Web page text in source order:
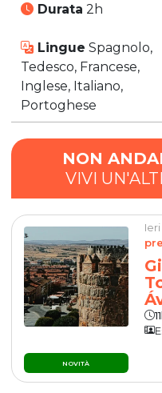
Durata 2h
Lingue Spagnolo,
Tedesco, Francese,
Inglese, Italiano,
Portoghese
NON
VIVI
NOVITÀ